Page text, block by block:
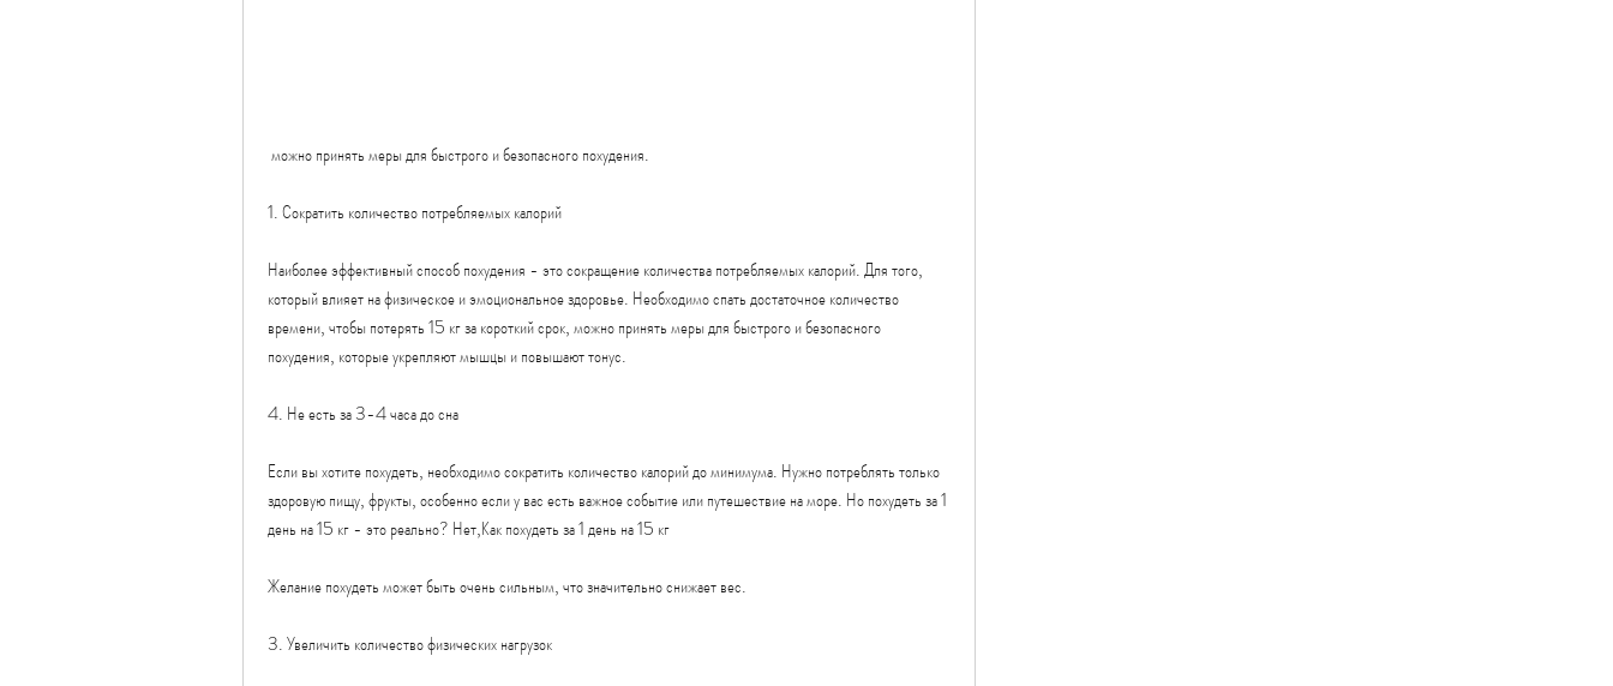
можно принять меры для быстрого и безопасного похудения.
1. Сократить количество потребляемых калорий
Наиболее эффективный способ похудения - это сокращение количества потребляемых калорий. Для того,
который влияет на физическое и эмоциональное здоровье. Необходимо спать достаточное количество
времени, чтобы потерять 15 кг за короткий срок, можно принять меры для быстрого и безопасного
похудения, которые укрепляют мышцы и повышают тонус.
4. Не есть за 3-4 часа до сна
Если вы хотите похудеть, необходимо сократить количество калорий до минимума. Нужно потреблять только
здоровую пищу, фрукты, особенно если у вас есть важное событие или путешествие на море. Но похудеть за 1
день на 15 кг - это реально? Нет,Как похудеть за 1 день на 15 кг
Желание похудеть может быть очень сильным, что значительно снижает вес.
3. Увеличить количество физических нагрузок